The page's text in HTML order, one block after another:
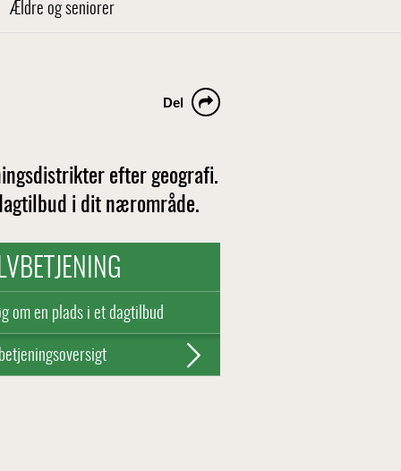
Ældre og seniorer
Del
efter geografi.
i dit nærområde.
om en plads i et dagtilbud